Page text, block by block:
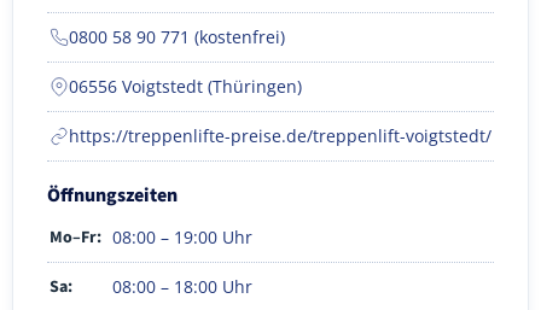
0800 58 90 771 (kostenfrei)
06556 Voigtstedt (Thüringen)
https://treppenlifte-preise.de/treppenlift-voigtstedt/
Öffnungszeiten
Mo–Fr: 08:00 – 19:00 Uhr
Sa: 08:00 – 18:00 Uhr